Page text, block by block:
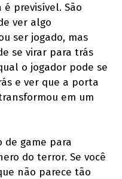
previsível. São
ver algo
ser jogado, mas
se virar para trás
o jogador pode se
e ver que a porta
em um
de game para
do terror. Se você
não parece tão